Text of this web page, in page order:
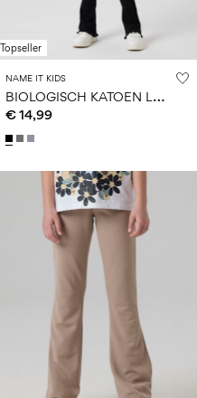
Topseller
NAME IT KIDS
B
IOLOGISCH KATOEN LEGGING
€ 14,99